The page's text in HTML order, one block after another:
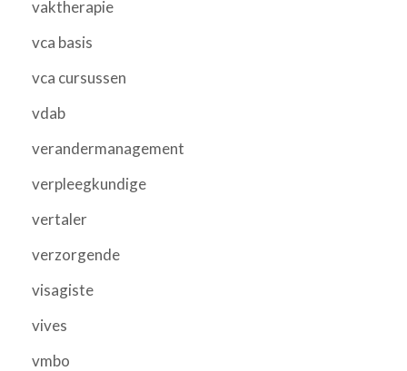
vaktherapie
vca basis
vca cursussen
vdab
verandermanagement
verpleegkundige
vertaler
verzorgende
visagiste
vives
vmbo